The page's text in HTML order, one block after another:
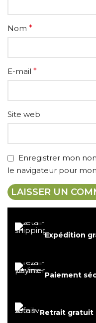
Nom *
E-mail *
Site web
Enregistrer mon
le navigateur pour
Expédition
Paiement
Retrait gratuit